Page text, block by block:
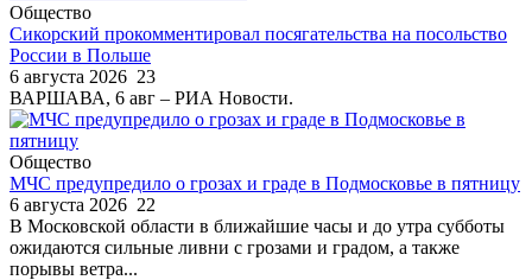
Общество
Сикорский прокомментировал посягательства на посольство
России в Польше
6 августа 2026 23
ВАРШАВА, 6 авг – РИА Новости.
Общество
МЧС предупредило о грозах и граде в Подмосковье в пятницу
6 августа 2026 22
В Московской области в ближайшие часы и до утра субботы
ожидаются сильные ливни с грозами и градом, а также
порывы ветра...